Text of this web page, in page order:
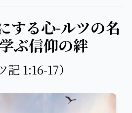
する心-ルツの名
ぶ信仰の絆
記 1:16-17）